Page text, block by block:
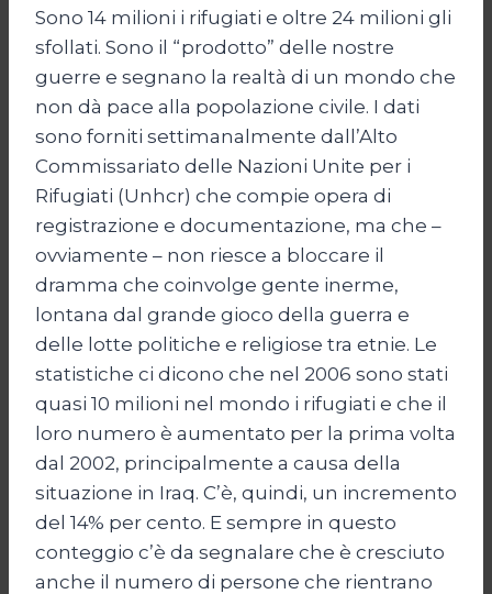
Sono 14 milioni i rifugiati e oltre 24 milioni gli
sfollati. Sono il “prodotto” delle nostre
guerre e segnano la realtà di un mondo che
non dà pace alla popolazione civile. I dati
sono forniti settimanalmente dall’Alto
Commissariato delle Nazioni Unite per i
Rifugiati (Unhcr) che compie opera di
registrazione e documentazione, ma che –
ovviamente – non riesce a bloccare il
dramma che coinvolge gente inerme,
lontana dal grande gioco della guerra e
delle lotte politiche e religiose tra etnie. Le
statistiche ci dicono che nel 2006 sono stati
quasi 10 milioni nel mondo i rifugiati e che il
loro numero è aumentato per la prima volta
dal 2002, principalmente a causa della
situazione in Iraq. C’è, quindi, un incremento
del 14% per cento. E sempre in questo
conteggio c’è da segnalare che è cresciuto
anche il numero di persone che rientrano